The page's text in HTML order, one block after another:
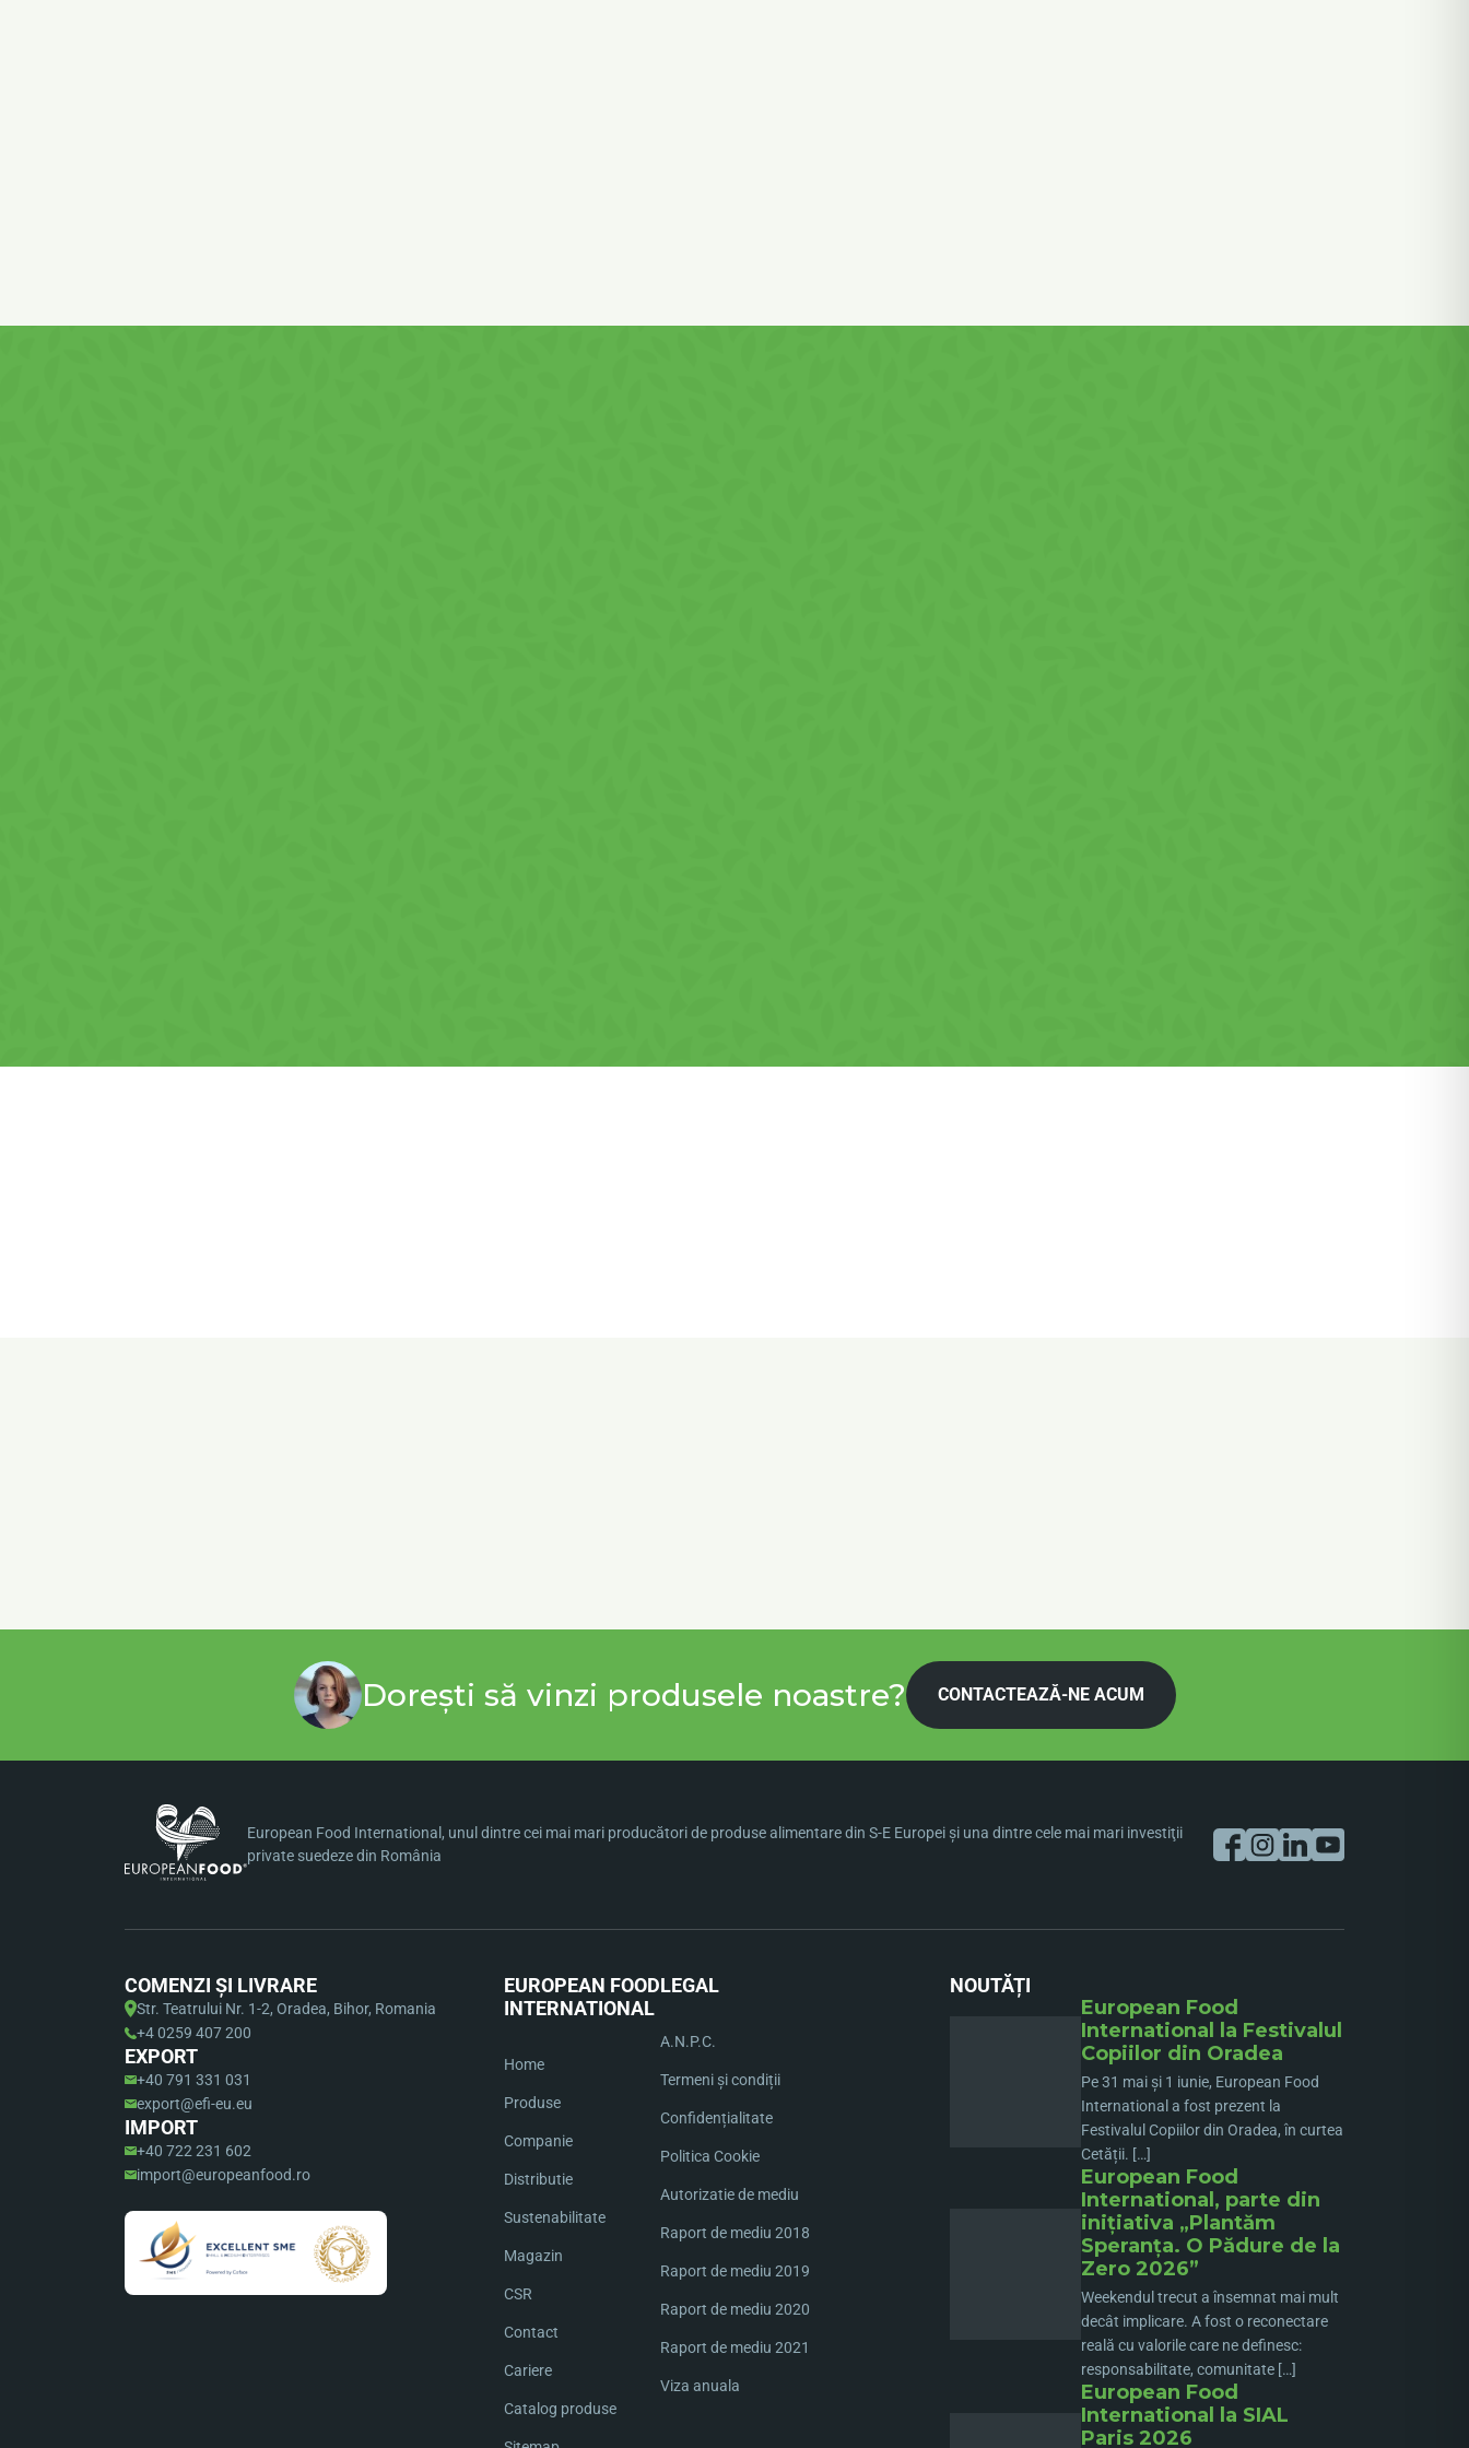
Dorești să vinzi produsele noastre? CONTACTEAZĂ-NE ACUM
European Food International, unul dintre cei mai mari producători de produse alimentare din S-E Europei şi una dintre cele mai mari investiţii
private suedeze din România
COMENZI ȘI LIVRARE
Str. Teatrului Nr. 1-2, Oradea, Bihor, Romania
+4 0259 407 200
EXPORT
+40 791 331 031
export@efi-eu.eu
IMPORT
+40 722 231 602
import@europeanfood.ro
EUROPEAN FOOD
INTERNATIONAL
Home
Produse
Companie
Distributie
Sustenabilitate
Magazin
CSR
Contact
Cariere
Catalog produse
LEGAL
A.N.P.C.
Termeni și condiții
Confidențialitate
Politica Cookie
Autorizatie de mediu
Raport de mediu 2018
Raport de mediu 2019
Raport de mediu 2020
Raport de mediu 2021
Viza anuala
NOUTĂȚI
European Food
International la Festivalul
Copiilor din Oradea
Pe 31 mai și 1 iunie, European Food
International a fost prezent la
Festivalul Copiilor din Oradea, în curtea
Cetății. […]
European Food
International, parte din
inițiativa „Plantăm
Speranța. O Pădure de la
Zero 2026”
Weekendul trecut a însemnat mai mult
decât implicare. A fost o reconectare
reală cu valorile care ne definesc:
responsabilitate, comunitate […]
European Food
International la SIAL
Paris 2026